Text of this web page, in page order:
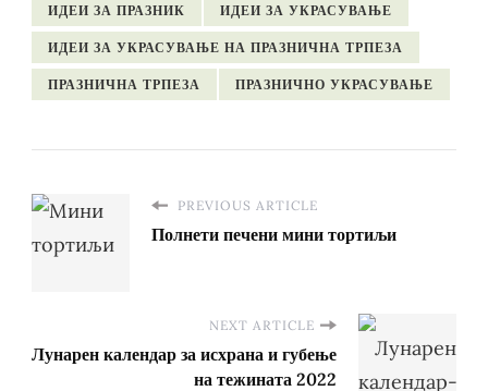
ИДЕИ ЗА ПРАЗНИК ИДЕИ ЗА УКРАСУВАЊЕ
ИДЕИ ЗА УКРАСУВАЊЕ НА ПРАЗНИЧНА ТРПЕЗА
ПРАЗНИЧНА ТРПЕЗА ПРАЗНИЧНО УКРАСУВАЊЕ
PREVIOUS ARTICLE
Полнети печени мини тортиљи
NEXT ARTICLE
Лунарен календар за исхрана и губење
на тежината 2022